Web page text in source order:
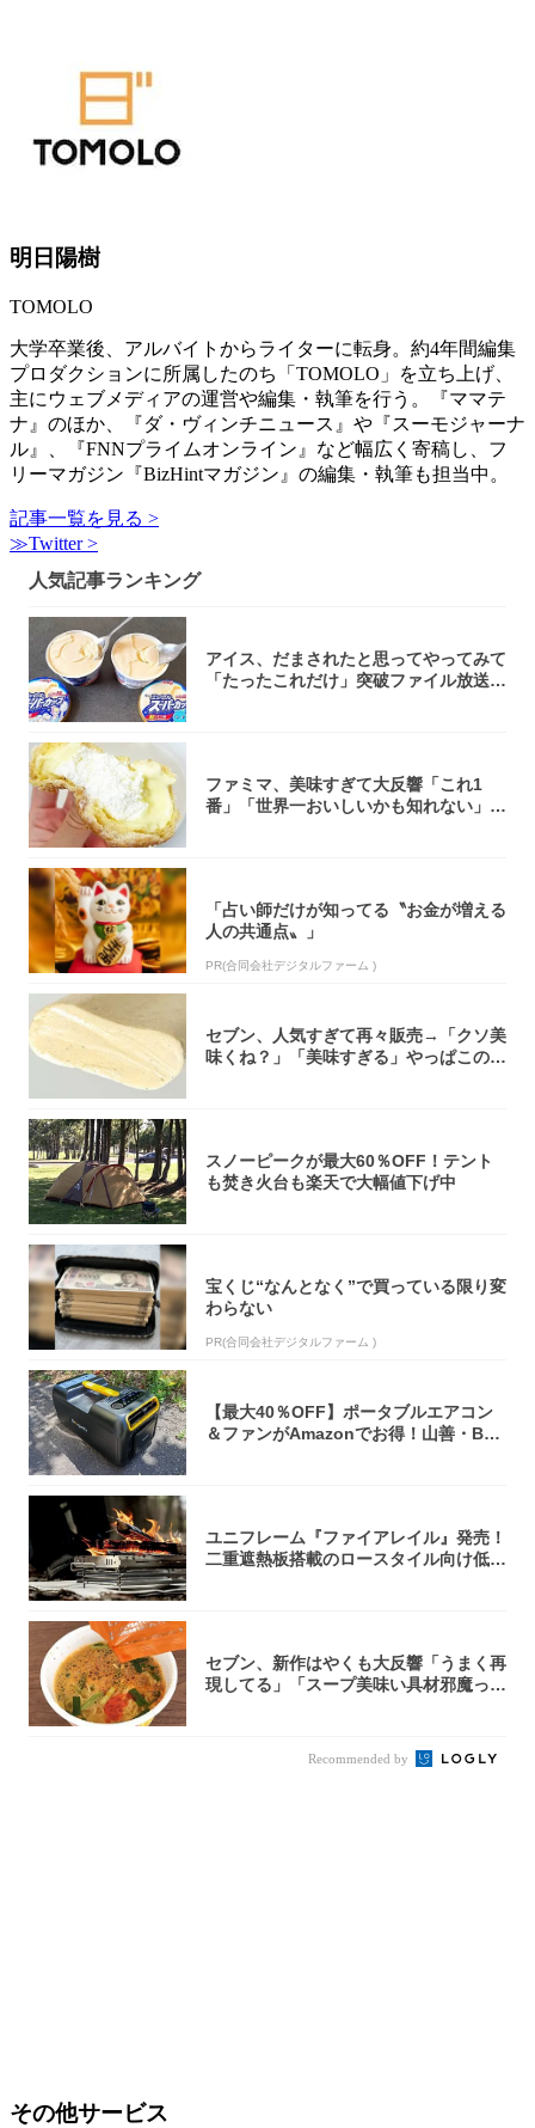
明日陽樹
TOMOLO
大学卒業後、アルバイトからライターに転身。約4年間編集
プロダクションに所属したのち「TOMOLO」を立ち上げ、
主にウェブメディアの運営や編集・執筆を行う。『ママテ
ナ』のほか、『ダ・ヴィンチニュース』や『スーモジャーナ
ル』、『FNNプライムオンライン』など幅広く寄稿し、フ
リーマガジン『BizHintマガジン』の編集・執筆も担当中。
記事一覧を見る >
≫Twitter >
人気記事ランキング
アイス、だまされたと思ってやってみて
「たったこれだけ」突破ファイル放送で
ファミマ、美味すぎて大反響「これ1
番」「世界一おいしいかも知れない」
「占い師だけが知ってる〝お金が増える
人の共通点〟」
PR(合同会社デジタルファーム )
セブン、人気すぎて再々販売→「クソ美
味くね？」「美味すぎる」やっぱこのク
スノーピークが最大60％OFF！テント
も焚き火台も楽天で大幅値下げ中
宝くじ“なんとなく”で買っている限り変
わらない
PR(合同会社デジタルファーム )
【最大40％OFF】ポータブルエアコン
＆ファンがAmazonでお得！山善・Bo
ユニフレーム『ファイアレイル』発売！
二重遮熱板搭載のロースタイル向け低型
セブン、新作はやくも大反響「うまく再
現してる」「スープ美味い具材邪魔って
Recommended by
その他サービス